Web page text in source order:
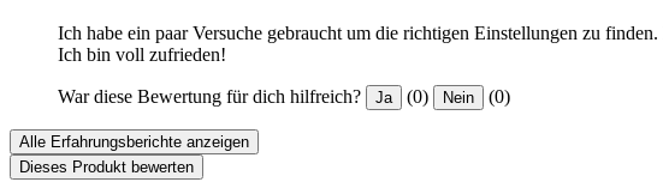
Ich habe ein paar Versuche gebraucht um die richtigen Einstellungen zu
Ich bin voll zufrieden!
War diese Bewertung für dich hilfreich? Ja (0) Nein (0)
Alle Erfahrungsberichte anzeigen
Dieses Produkt bewerten